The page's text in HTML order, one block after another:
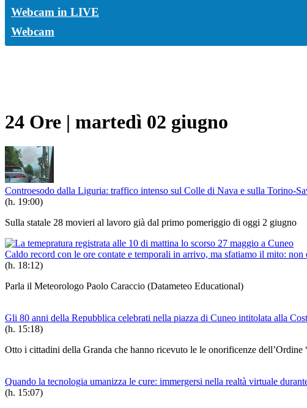
Webcam in LIVE
Webcam
24 Ore | martedì 02 giugno
Controesodo dalla Liguria: traffico intenso sul Colle di Nava e sulla Torino-
(h. 19:00)
Sulla statale 28 movieri al lavoro già dal primo pomeriggio di oggi 2 giugno
Caldo record con le ore contate e temporali in arrivo, ma sfatiamo il mito:
(h. 18:12)
Parla il Meteorologo Paolo Caraccio (Datameteo Educational)
Gli 80 anni della Repubblica celebrati nella piazza di Cuneo intitolata alla
(h. 15:18)
Otto i cittadini della Granda che hanno ricevuto le le onorificenze
Quando la tecnologia umanizza le cure: immergersi nella realtà virtuale
(h. 15:07)